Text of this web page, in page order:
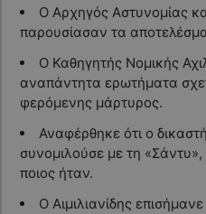
Ο Αρχηγός Αστυνομίας
παρουσίασαν τα
Ο Καθηγητής Νομικής
αναπάντητα ερωτήματα
φερόμενης μάρτυρος.
Αναφέρθηκε ότι ο
συνομιλούσε με τη
ποιος ήταν.
Ο Αιμιλιανίδης